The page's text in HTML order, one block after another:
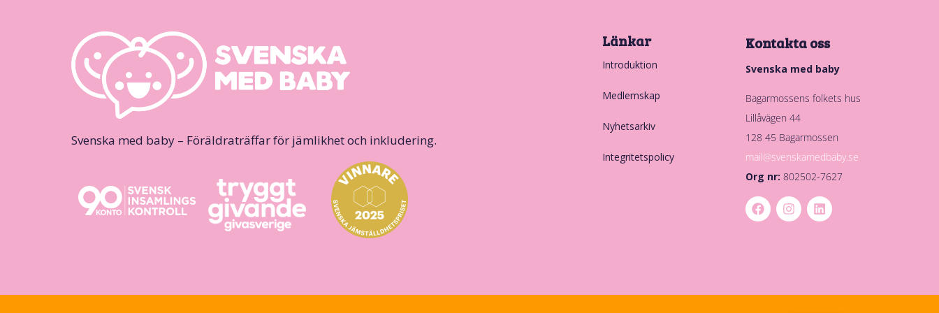
Svenska med baby – Föräldraträffar för jämlikhet och inkludering.
Länkar
Introduktion
Medlemskap
Nyhetsarkiv
Integritetspolicy
Kontakta oss
Svenska med baby
Bagarmossens folkets hus
Lillåvägen 44
128 45 Bagarmossen
mail@svenskamedbaby.se
Org nr: 802502-7627